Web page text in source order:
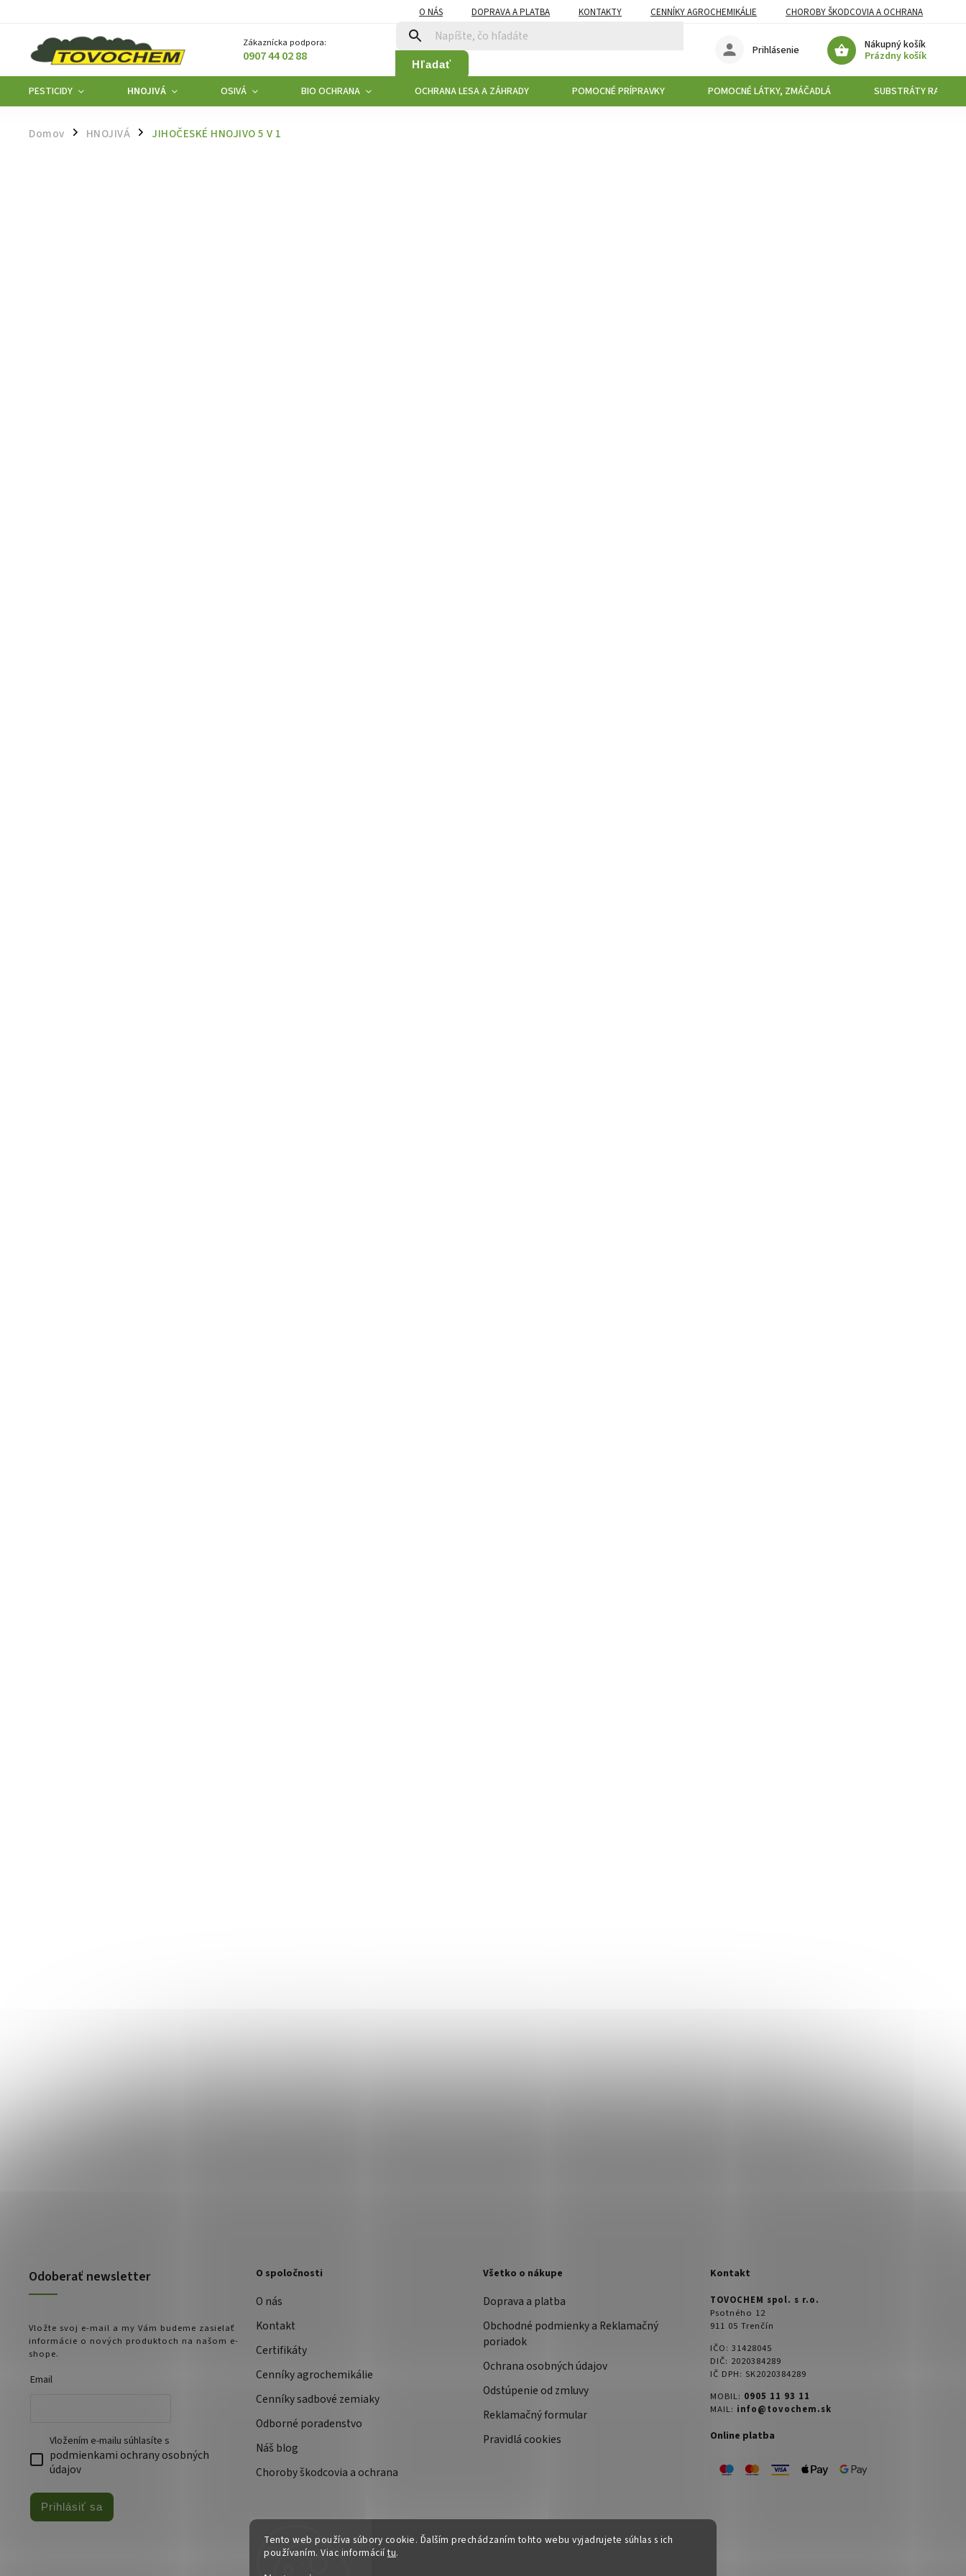
Tento web používa súbory cookie. Ďalším prechádzaním tohto webu vyjadrujete súhlas s ich
používaním. Viac informáciítu.
O NÁS DOPRAVA A PLATBA KONTAKTY CENNÍKY AGROCHEMIKÁLIE CHOROBY ŠKODCOVIA A OCHRANA
Zákaznícka podpora:
0907 44 02 88 Hľadať
Nákupný košík
Prázdny košík
Prihlásenie
PESTICIDY HNOJIVÁ OSIVÁ BIO OCHRANA OCHRANA LESA A ZÁHRADY POMOCNÉ PRÍPRAVKY POMOCNÉ LÁTKY, ZMÁČADLÁ SUBSTRÁTY
Domov / HNOJIVÁ / JIHOČESKÉ HNOJIVO 5 V 1
Odoberať newsletter
Vložte svoj e-mail a my Vám budeme zasielať
informácie o nových produktoch na našom e-
shope.
Email
Vložením e-mailu súhlasíte s
podmienkami ochrany osobných
údajov
Prihlásiť sa
O spoločnosti
O nás
Kontakt
Certifikáty
Cenníky agrochemikálie
Cenníky sadbové zemiaky
Odborné poradenstvo
Náš blog
Choroby škodcovia a ochrana
Všetko o nákupe
Doprava a platba
Obchodné podmienky a Reklamačný
poriadok
Ochrana osobných údajov
Odstúpenie od zmluvy
Reklamačný formular
Pravidlá cookies
Kontakt
TOVOCHEM spol. s r.o.
Psotného 12
911 05 Trenčín
IČO: 31428045
DIČ: 2020384289
IČ DPH: SK2020384289
MOBIL: 0905 11 93 11
MAIL: info@tovochem.sk
Online platba